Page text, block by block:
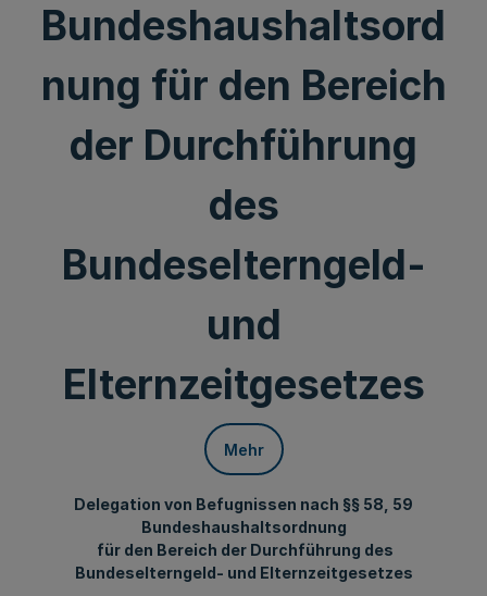
Bundeshaushaltsord
nung für den Bereich
der Durchführung
des
Bundeselterngeld-
und
Elternzeitgesetzes
Mehr
Delegation von Befugnissen nach §§ 58, 59
Bundeshaushaltsordnung
für den Bereich der Durchführung des
Bundeselterngeld- und Elternzeitgesetzes